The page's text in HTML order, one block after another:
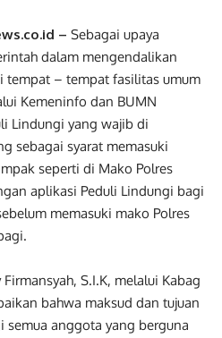
– Sebagai upaya
dalam mengendalikan
tempat – tempat fasilitas umum
Kemeninfo dan BUMN
Lindungi yang wajib di
sebagai syarat memasuki
seperti di Mako Polres
aplikasi Peduli Lindungi bagi
memasuki mako Polres
S.I.K, melalui Kabag
bahwa maksud dan tujuan
anggota yang berguna